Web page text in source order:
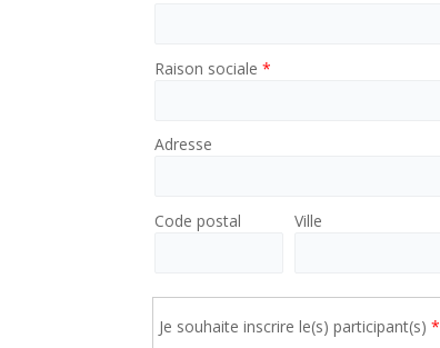
Raison sociale *
Adresse
Code postal Ville
Je souhaite inscrire le(s) participant(s) *